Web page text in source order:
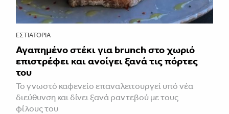
ΕΣΤΙΑΤΌΡΙΑ
Αγαπημένο στέκι για brunch στο χωριό
επιστρέφει και ανοίγει ξανά τις πόρτες
του
Το γνωστό καφενείο επαναλειτουργεί υπό νέα
διεύθυνση και δίνει ξανά ραντεβού με τους
φίλους του